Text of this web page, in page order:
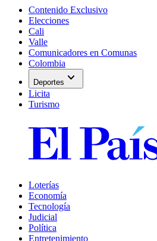
Contenido Exclusivo
Elecciones
Cali
Valle
Comunicadores en Comunas
Colombia
Deportes expand_more
Licita
Turismo
Loterías
Economía
Tecnología
Judicial
Política
Entretenimiento